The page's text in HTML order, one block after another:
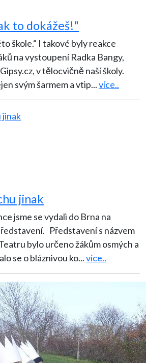
to dokážeš!"
škole.“ I takové byly reakce
na vystoupení Radka Bangy,
v tělocvičně naší školy.
svým šarmem a vtip...více..
jinak
jsme se vydali do Brna na
s názvem
bylo určeno žákům osmých a
se o bláznivou ko...více..